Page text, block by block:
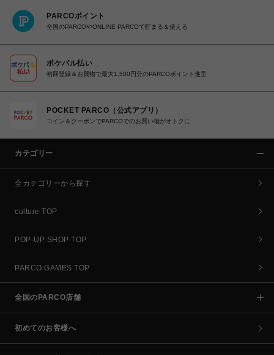
PARCOポイント
全国のPARCOやONLINE PARCOで貯まる＆使える
ポケパル払い
初回登録＆お買物で最大1,500円分のPARCOポイント進呈
POCKET PARCO（公式アプリ）
コイン＆クーポンでPARCOでのお買い物がオトクに
カテゴリー
全カテゴリーから探す
culture TOP
POP-UP SHOP TOP
PARCO GAMES TOP
全国のPARCO店舗
初めてのお客様へ